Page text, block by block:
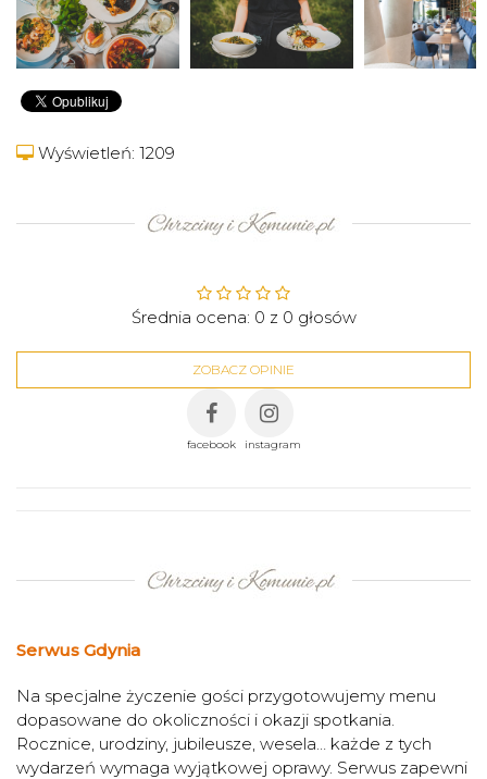
Wyświetleń: 1209
Średnia ocena: 0 z 0 głosów
ZOBACZ OPINIE
facebook instagram
Serwus Gdynia
Na specjalne życzenie gości przygotowujemy menu
dopasowane do okoliczności i okazji spotkania.
Rocznice, urodziny, jubileusze, wesela… każde z tych
wydarzeń wymaga wyjątkowej oprawy. Serwus zapewni